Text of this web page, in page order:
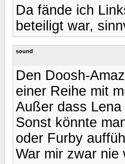
Da fände ich
beteiligt war,
sound
Den Doosh-
einer Reihe mit
Außer dass
Sonst könnte
oder Furby
War mir zwar